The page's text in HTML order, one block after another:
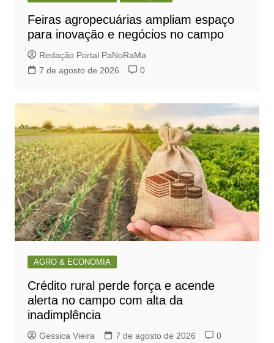
Feiras agropecuárias ampliam espaço
para inovação e negócios no campo
Redação Portal PaNoRaMa
7 de agosto de 2026
0
AGRO & ECONOMIA
Crédito rural perde força e acende
alerta no campo com alta da
inadimplência
Gessica Vieira 7 de agosto de 2026 0